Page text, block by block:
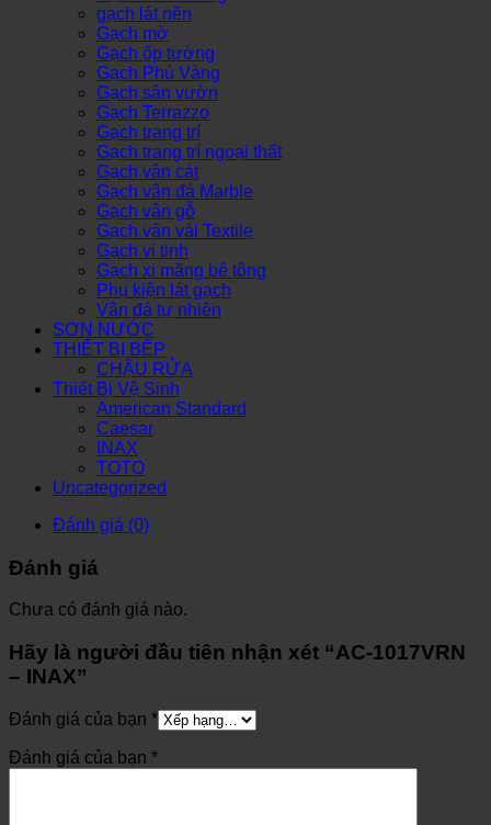
gạch lát nền
Gạch mờ
Gạch ốp tường
Gạch Phủ Vàng
Gạch sân vườn
Gạch Terrazzo
Gạch trang trí
Gạch trang trí ngoại thất
Gạch vân cát
Gạch vân đá Marble
Gạch vân gỗ
Gạch vân vải Textile
Gạch vi tinh
Gạch xi măng bê tông
Phụ kiện lát gạch
Vân đá tự nhiên
SƠN NƯỚC
THIẾT BỊ BẾP
CHẬU RỬA
Thiết Bị Vệ Sinh
American Standard
Caesar
INAX
TOTO
Uncategorized
Đánh giá (0)
Đánh giá
Chưa có đánh giá nào.
Hãy là người đầu tiên nhận xét “AC-1017VRN
– INAX”
Đánh giá của bạn *
Đánh giá của bạn *